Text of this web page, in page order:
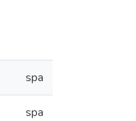
spa
spa